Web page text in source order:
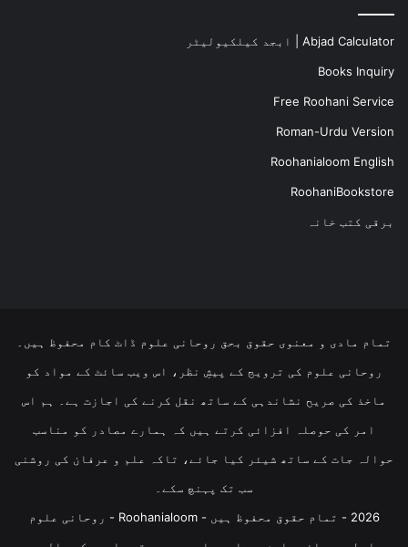
Abjad Calculator | ابجد کیلکیولیٹر
Books Inquiry
Free Roohani Service
Roman-Urdu Version
Roohanialoom English
RoohaniBookstore
برقی کتب خانہ
تمام مادی و معنوی حقوق بحق روحانی علوم ڈاٹ کام محفوظ ہیں۔
روحانی علوم کی ترویج کے پیشِ نظر، اس ویب سائٹ کے مواد کو
ماخذ کی صریح نشاندہی کے ساتھ نقل کرنے کی اجازت ہے۔ ہم اس
امر کی حوصلہ افزائی کرتے ہیں کہ ہمارے مصادر کو مناسب
حوالہ جات کے ساتھ شیئر کیا جائے، تاکہ علم و عرفان کی روشنی
سب تک پہنچ سکے۔
2026 - تمام حقوق محفوظ ہیں - Roohanialoom - روحانی علوم